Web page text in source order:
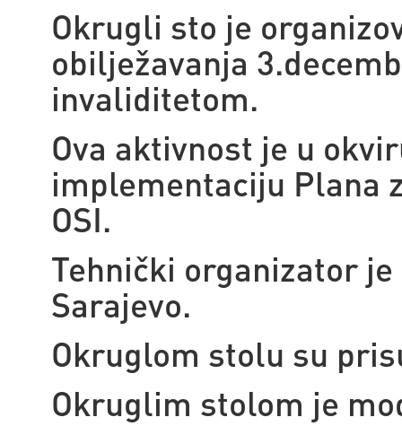
Okrugli sto je
obilježavanja
invaliditetom.
Ova aktivnost je u
implementaciju Plana
OSI.
Tehnički organizator
Sarajevo.
Okruglom stolu su
Okruglim stolom je